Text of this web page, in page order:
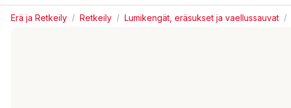
Erä ja Retkeily / Retkeily / Lumikengät, eräsukset ja vaellussauvat /